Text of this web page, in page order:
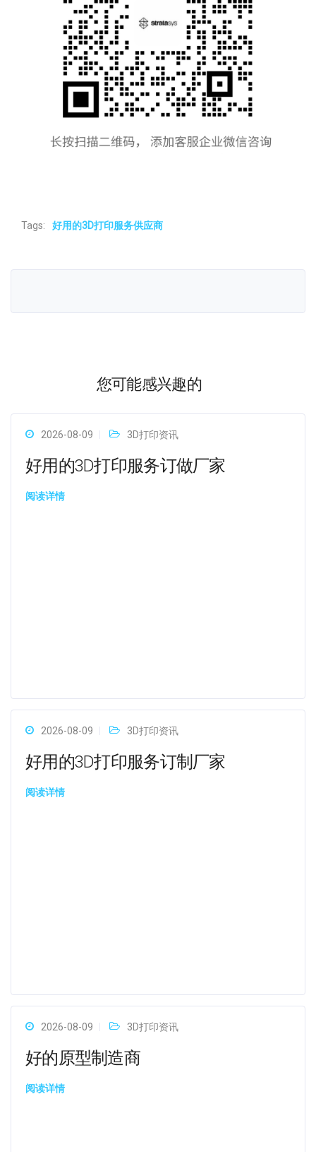
Tags: 好用的3D打印服务供应商
您可能感兴趣的
2026-08-09 3D打印资讯
好用的3D打印服务订做厂家
阅读详情
2026-08-09 3D打印资讯
好用的3D打印服务订制厂家
阅读详情
2026-08-09 3D打印资讯
好的原型制造商
阅读详情